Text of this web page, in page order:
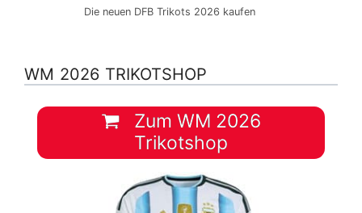
Die neuen DFB Trikots 2026 kaufen
WM 2026 TRIKOTSHOP
Zum WM 2026
Trikotshop